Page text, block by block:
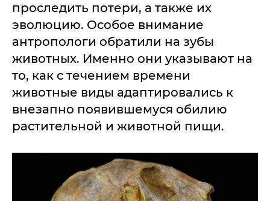
проследить потери, а также их
эволюцию. Особое внимание
антропологи обратили на зубы
животных. Именно они указывают на
то, как с течением времени
животные виды адаптировались к
внезапно появившемуся обилию
растительной и животной пищи.